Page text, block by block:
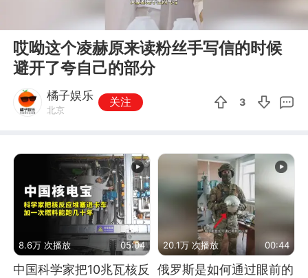
01:24
哎呦这个凌赫原来读粉丝手写信的时候
避开了夸自己的部分
橘子娱乐
北京
关注 3
8.6万 次播放 05:04
中国科学家把10兆瓦核反
20.1万 次播放 00:44
俄罗斯是如何通过眼前的